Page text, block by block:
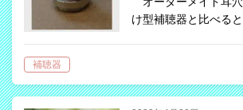
け型補聴器と比べる
からです。正しい向
器が…
補聴器